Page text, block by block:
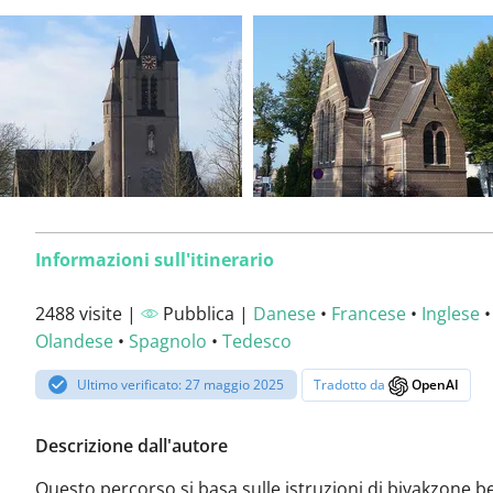
Informazioni sull'itinerario
2488 visite | Pubblica | Danese • Francese • Inglese •
Olandese • Spagnolo • Tedesco
Ultimo verificato: 27 maggio 2025 Tradotto da OpenAI
Descrizione dall'autore